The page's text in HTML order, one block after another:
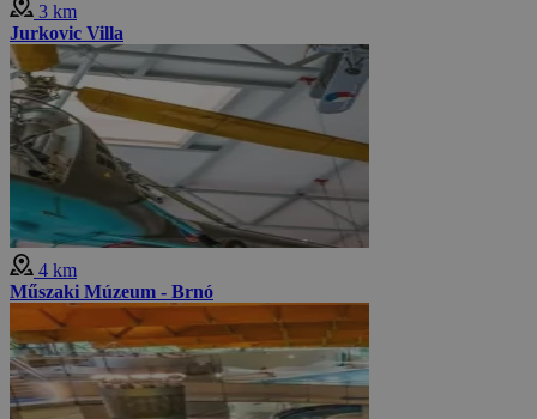
3 km
Jurkovic Villa
4 km
Műszaki Múzeum - Brnó